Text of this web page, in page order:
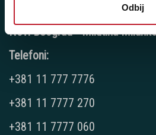
Odbij
Novi Beograd - Milutina
Telefoni:
+381 11 777 7776
+381 11 7777 270
+381 11 7777 060